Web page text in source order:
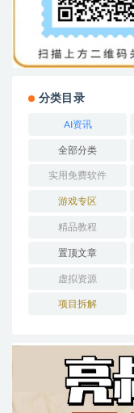
分类目录
AI资讯
全部分类
实用免费软件
游戏专区
精品教程
置顶文章
虚拟资源
项目拆解